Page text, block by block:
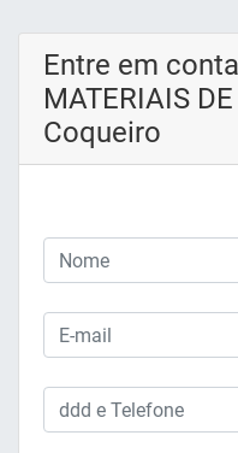
Entre em
MATERIAIS
Coqueiro